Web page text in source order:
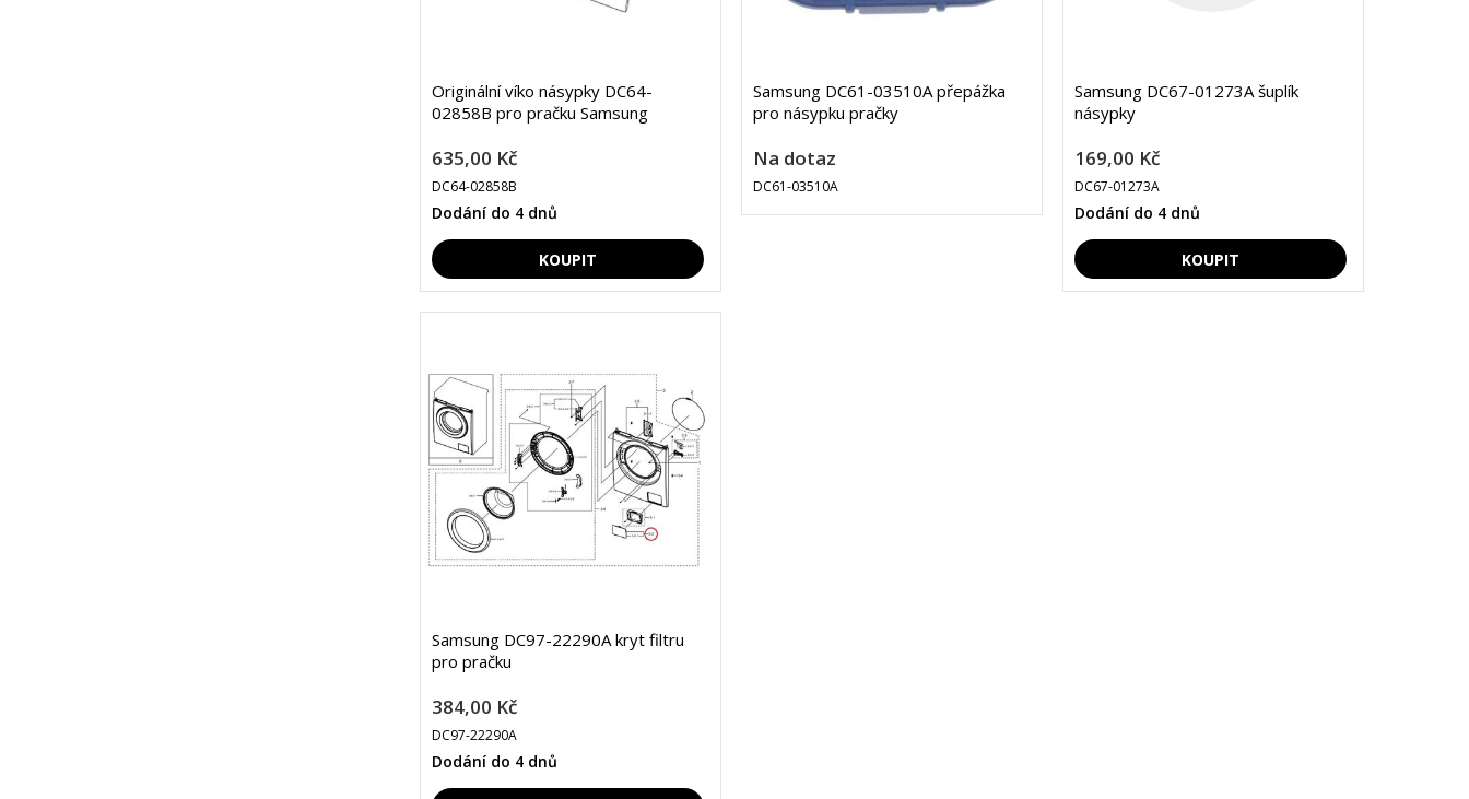
Originální víko násypky DC64-
02858B pro pračku Samsung
635,00 Kč
DC64-02858B
Dodání do 4 dnů
Samsung DC61-03510A přepážka
pro násypku pračky
Na dotaz
DC61-03510A
Samsung DC67-01273A šuplík
násypky
169,00 Kč
DC67-01273A
Dodání do 4 dnů
Samsung DC97-22290A kryt filtru
pro pračku
384,00 Kč
DC97-22290A
Dodání do 4 dnů